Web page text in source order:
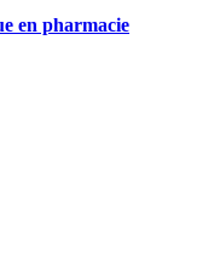
en pharmacie